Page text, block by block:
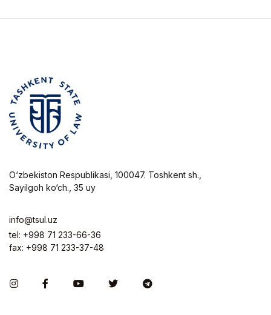
O‘zbekiston Respublikasi, 100047. Toshkent sh.,
Sayilgoh ko‘ch., 35 uy
info@tsul.uz
tel: +998 71 233-66-36
fax: +998 71 233-37-48